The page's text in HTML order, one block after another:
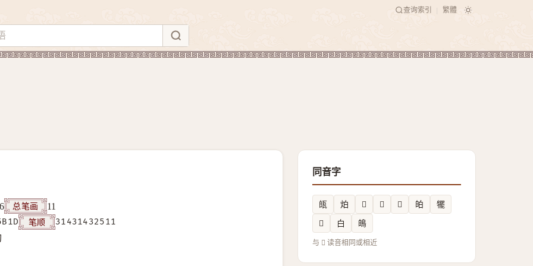
查询索引 繁體
6 总笔画
11
笔顺
31431432511
同音字
㼟 𤇢 𡛳 𪞜 𡊚 㿟
犤
𪽼
白 䳆
与 𥬝 读音相同或相近